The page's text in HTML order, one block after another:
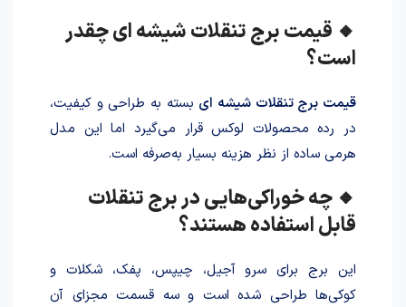
🔸 قیمت برج تنقلات شیشه ای چقدر
است؟
قیمت برج تنقلات شیشه ای بسته به طراحی و کیفیت،
در رده محصولات لوکس قرار می‌گیرد اما این مدل
هرمی ساده از نظر هزینه بسیار به‌صرفه است.
🔸 چه خوراکی‌هایی در برج تنقلات
قابل استفاده هستند؟
این برج برای سرو آجیل، چیپس، پفک، شکلات و
کوکی‌ها طراحی شده است و سه قسمت مجزای آن